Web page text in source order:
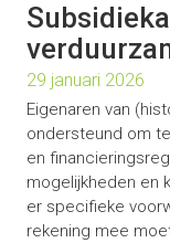
29 januari 2026
Eigenaren van
ondersteund om
en
mogelijkheden en
er specifieke
rekening mee